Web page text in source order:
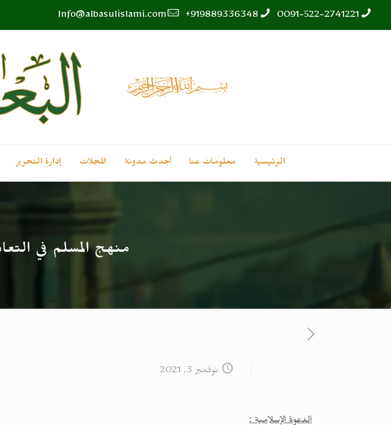
0091-522-2741221
919889336348+
Info@albasulislami.com
الرئيسية معلومات عنا أحدث مدونة المجلات إدارة التحرير
منهج المسلم في
نوفمبر 3, 2021
الدعوة الإسلامية :